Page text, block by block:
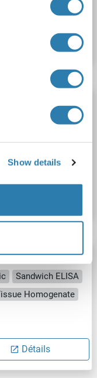
Show details
Sandwich ELISA
Sandwich ELISA
Homogenate
Détails